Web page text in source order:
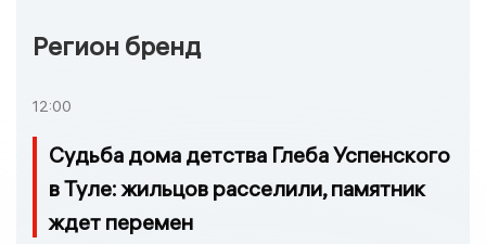
Регион бренд
12:00
Судьба дома детства Глеба Успенского
в Туле: жильцов расселили, памятник
ждет перемен